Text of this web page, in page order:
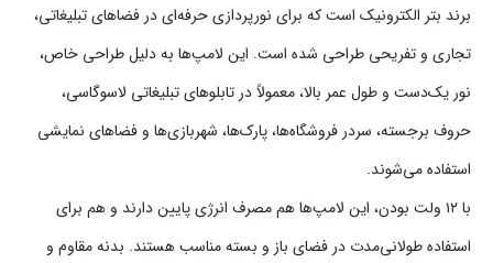
برند بتر الکترونیک است که برای نورپردازی حرفه‌ای در فضاهای تبلیغاتی،
تجاری و تفریحی طراحی شده است. این لامپ‌ها به دلیل طراحی خاص،
نور یک‌دست و طول عمر بالا، معمولاً در تابلوهای تبلیغاتی لاسوگاسی،
حروف برجسته، سردر فروشگاه‌ها، پارک‌ها، شهربازی‌ها و فضاهای نمایشی
استفاده می‌شوند.
با ۱۲ ولت بودن، این لامپ‌ها هم مصرف انرژی پایین دارند و هم برای
استفاده طولانی‌مدت در فضای باز و بسته مناسب هستند. بدنه مقاوم و